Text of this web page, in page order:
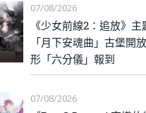
07/08/2026
《少女前線2：追放》主
「月下安魂曲」古堡開
形「六分儀」報到
07/08/2026